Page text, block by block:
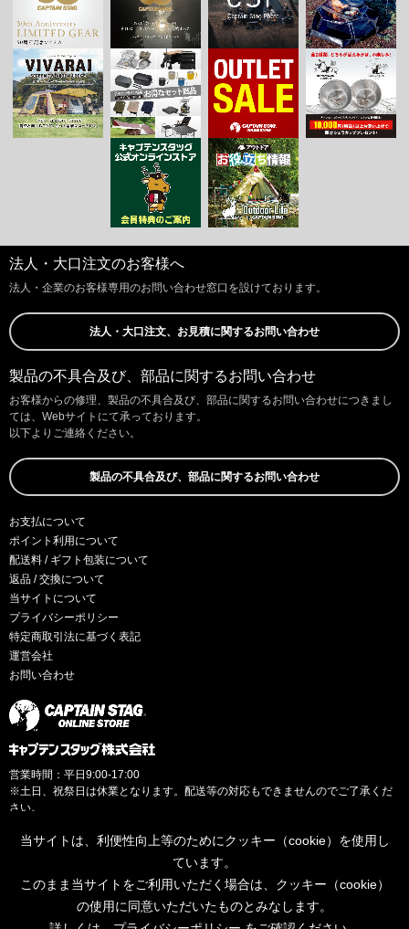
法人・大口注文のお客様へ
法人・企業のお客様専用のお問い合わせ窓口を設けております。
法人・大口注文、お見積に関するお問い合わせ
製品の不具合及び、部品に関するお問い合わせ
お客様からの修理、製品の不具合及び、部品に関するお問い合わせにつきまし
ては、Webサイトにて承っております。
以下よりご連絡ください。
製品の不具合及び、部品に関するお問い合わせ
お支払について
ポイント利用について
配送料 / ギフト包装について
返品 / 交換について
当サイトについて
プライバシーポリシー
特定商取引法に基づく表記
運営会社
お問い合わせ
営業時間：平日9:00-17:00
※土日、祝祭日は休業となります。配送等の対応もできませんのでご了承くだ
さい。
当サイトは、利便性向上等のためにクッキー（cookie）を使用し
ています。
このまま当サイトをご利用いただく場合は、クッキー（cookie）
の使用に同意いただいたものとみなします。